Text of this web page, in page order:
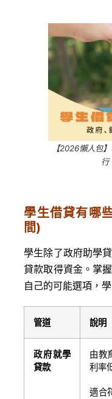
【2026懶人包
行
學生借貸有哪
間)
學生除了政府助學
貸款取得資金。掌
自己的可能選項，
管道 說明
政府就學
貸款
由教
利率
適合